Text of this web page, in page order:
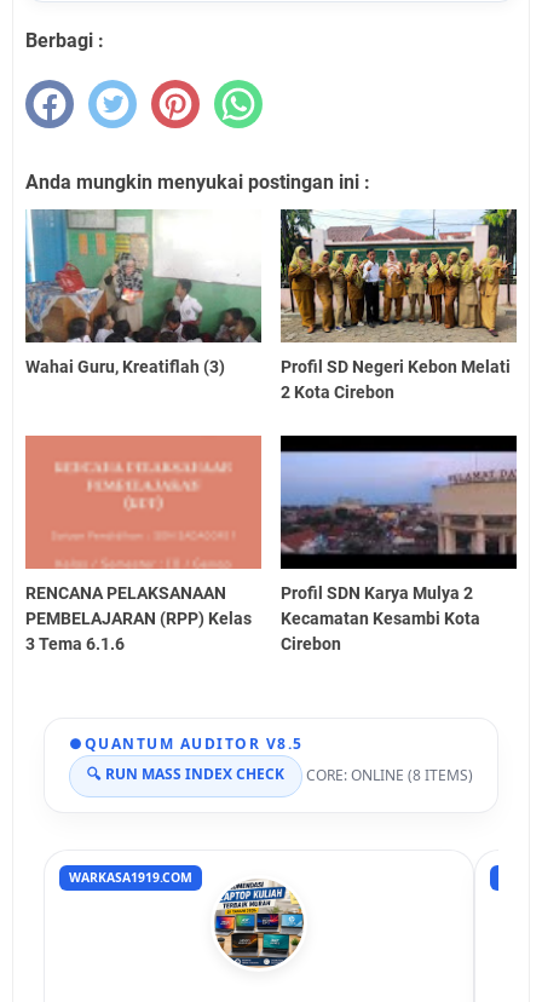
Berbagi :
Anda mungkin menyukai postingan ini :
Wahai Guru, Kreatiflah (3)
Profil SD Negeri Kebon Melati
2 Kota Cirebon
RENCANA PELAKSANAAN
PEMBELAJARAN (RPP) Kelas
3 Tema 6.1.6
Profil SDN Karya Mulya 2
Kecamatan Kesambi Kota
Cirebon
●QUANTUM AUDITOR V8.5
🔍 RUN MASS INDEX CHECK
CORE: ONLINE (8 ITEMS)
WARKASA1919.COM